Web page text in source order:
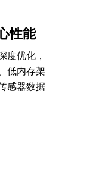
性能
度优化，
低内存架
感器数据